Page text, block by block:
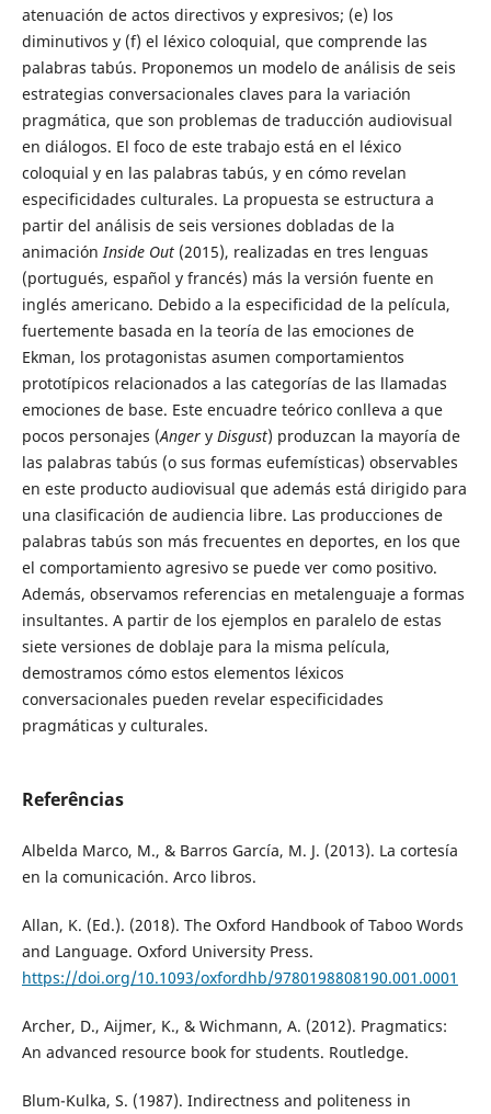
atenuación de actos directivos y expresivos; (e) los
diminutivos y (f) el léxico coloquial, que comprende las
palabras tabús. Proponemos un modelo de análisis de seis
estrategias conversacionales claves para la variación
pragmática, que son problemas de traducción audiovisual
en diálogos. El foco de este trabajo está en el léxico
coloquial y en las palabras tabús, y en cómo revelan
especificidades culturales. La propuesta se estructura a
partir del análisis de seis versiones dobladas de la
animación Inside Out(2015), realizadas en tres lenguas
(portugués, español y francés) más la versión fuente en
inglés americano. Debido a la especificidad de la película,
fuertemente basada en la teoría de las emociones de
Ekman, los protagonistas asumen comportamientos
prototípicos relacionados a las categorías de las llamadas
emociones de base. Este encuadre teórico conlleva a que
pocos personajes (Angery Disgust) produzcan la mayoría de
las palabras tabús (o sus formas eufemísticas) observables
en este producto audiovisual que además está dirigido para
una clasificación de audiencia libre. Las producciones de
palabras tabús son más frecuentes en deportes, en los que
el comportamiento agresivo se puede ver como positivo.
Además, observamos referencias en metalenguaje a formas
insultantes. A partir de los ejemplos en paralelo de estas
siete versiones de doblaje para la misma película,
demostramos cómo estos elementos léxicos
conversacionales pueden revelar especificidades
pragmáticas y culturales.
Referências
Albelda Marco, M., & Barros García, M. J. (2013). La cortesía
en la comunicación. Arco libros.
Allan, K. (Ed.). (2018). The Oxford Handbook of Taboo Words
and Language. Oxford University Press.
https://doi.org/10.1093/oxfordhb/9780198808190.001.0001
Archer, D., Aijmer, K., & Wichmann, A. (2012). Pragmatics:
An advanced resource book for students. Routledge.
Blum-Kulka, S. (1987). Indirectness and politeness in